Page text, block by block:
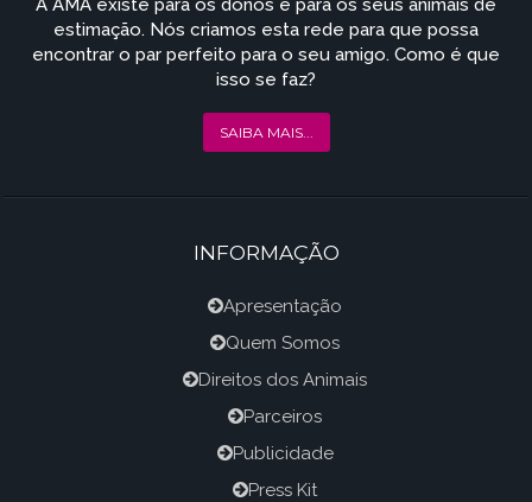
A AMA existe para os donos e para os seus animais de
estimação. Nós criamos esta rede para que possa
encontrar o par perfeito para o seu amigo. Como é que
isso se faz?
SAIBA MAIS...
INFORMAÇÃO
Apresentação
Quem Somos
Direitos dos Animais
Parceiros
Publicidade
Press Kit